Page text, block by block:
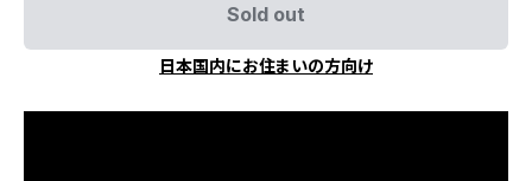
Sold out
日本国内にお住まいの方向け